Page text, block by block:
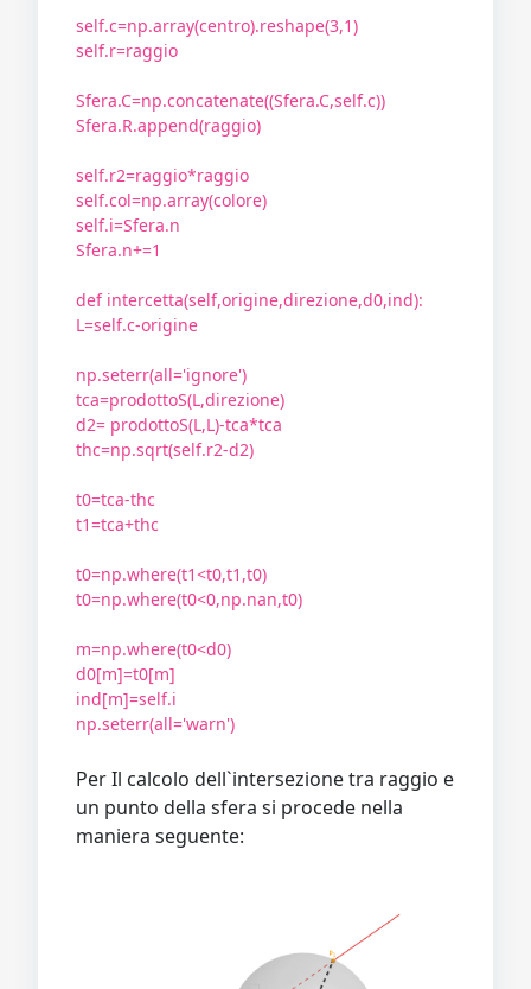
self.c=np.array(centro).reshape(3,1)
self.r=raggio
Sfera.C=np.concatenate((Sfera.C,self.c))
Sfera.R.append(raggio)
self.r2=raggio*raggio
self.col=np.array(colore)
self.i=Sfera.n
Sfera.n+=1
def intercetta(self,origine,direzione,d0,ind):
L=self.c-origine
np.seterr(all='ignore')
tca=prodottoS(L,direzione)
d2= prodottoS(L,L)-tca*tca
thc=np.sqrt(self.r2-d2)
t0=tca-thc
t1=tca+thc
t0=np.where(t1<t0,t1,t0)
t0=np.where(t0<0,np.nan,t0)
m=np.where(t0<d0)
d0[m]=t0[m]
ind[m]=self.i
np.seterr(all='warn')
Per Il calcolo dell`intersezione tra raggio e
un punto della sfera si procede nella
maniera seguente: